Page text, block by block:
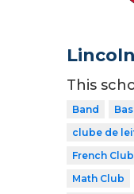
This
Band
clube de
French Club
Math Club